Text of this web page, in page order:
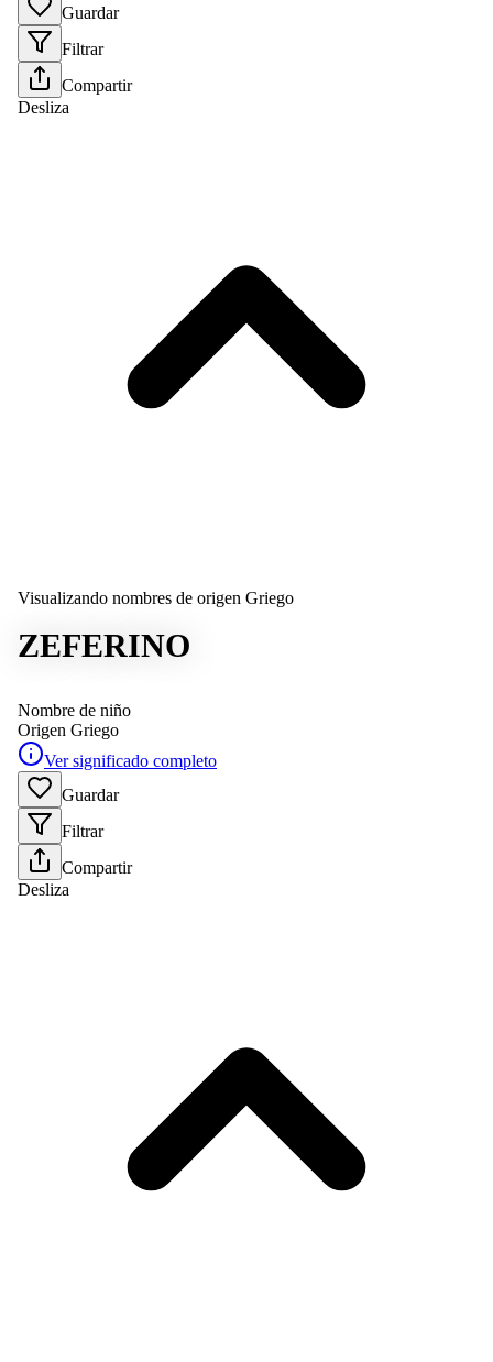
Guardar
Filtrar
Compartir
Desliza
Visualizando nombres de origen Griego
ZEFERINO
Nombre de niño
Origen Griego
Ver significado completo
Guardar
Filtrar
Compartir
Desliza